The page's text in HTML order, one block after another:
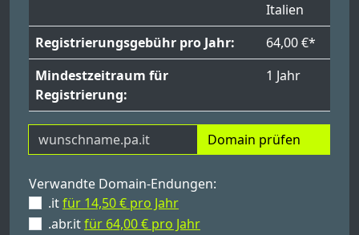
Italien
Registrierungsgebühr pro Jahr:
64,00 €*
Mindestzeitraum für
Registrierung:
1 Jahr
Domain prüfen
Verwandte Domain-Endungen:
.itfür 14,50 € pro Jahr
.abr.itfür 64,00 € pro Jahr